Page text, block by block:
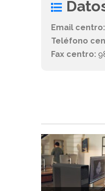
Email centro:
Teléfono
Fax centro: